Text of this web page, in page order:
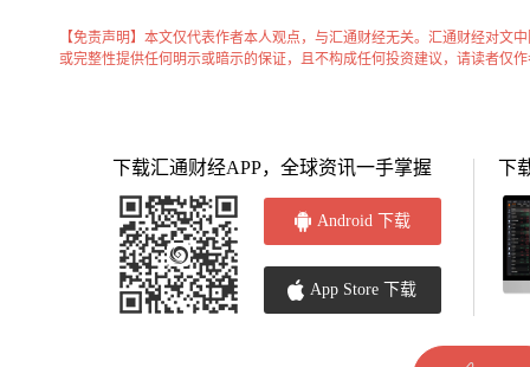
【免责声明】本文仅代表作者本人观点，与汇通财经无关。汇通财经对文
或完整性提供任何明示或暗示的保证，且不构成任何投资建议，请读者仅
下载汇通财经APP，全球资讯一手掌握
Android 下载
App Store 下载
下